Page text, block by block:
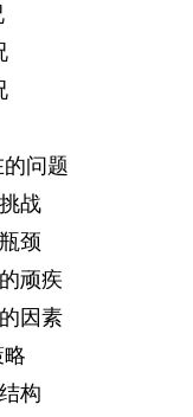
问题
战
颈
顽疾
因素
构